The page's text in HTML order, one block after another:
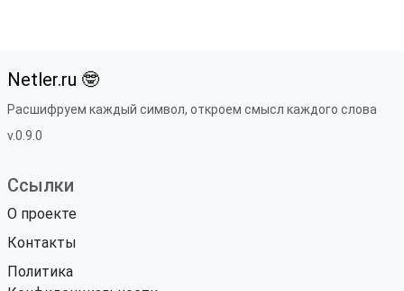
Netler.ru 🤓
Расшифруем каждый символ, откроем смысл каждого слова
v.0.9.0
Ссылки
О проекте
Контакты
Политика